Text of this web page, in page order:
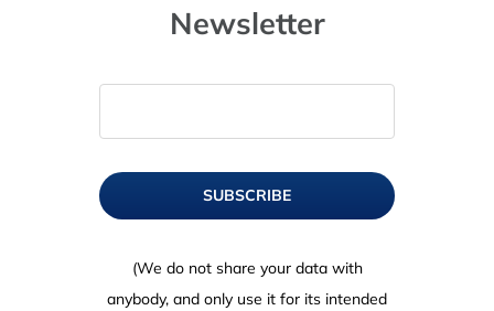
Newsletter
SUBSCRIBE
(We do not share your data with
anybody, and only use it for its intended